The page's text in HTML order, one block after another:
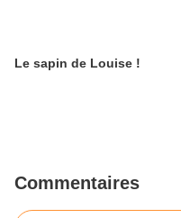
Le sapin de Louise !
Commentaires